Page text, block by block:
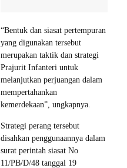
“Bentuk dan siasat pertempuran
yang digunakan tersebut
merupakan taktik dan strategi
Prajurit Infanteri untuk
melanjutkan perjuangan dalam
mempertahankan
kemerdekaan”, ungkapnya.
Strategi perang tersebut
disahkan penggunaannya dalam
surat perintah siasat No
11/PB/D/48 tanggal 19